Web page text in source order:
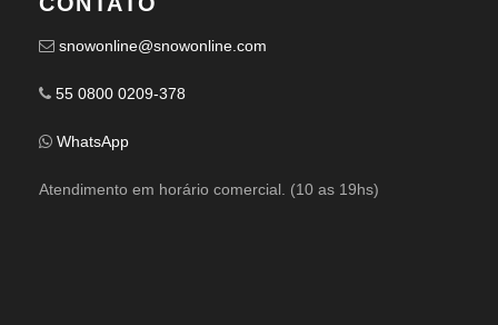
snowonline@snowonline.com
55 0800 0209-378
WhatsApp
Atendimento em horário comercial. (10 as 19hs)